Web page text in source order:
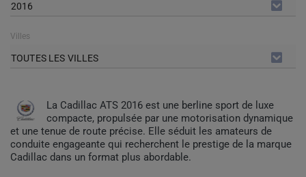
2016
Villes
TOUTES LES VILLES
La Cadillac ATS 2016 est une berline sport de luxe
compacte, propulsée par une motorisation dynamique
et une tenue de route précise. Elle séduit les amateurs de
conduite engageante qui recherchent le prestige de la marque
Cadillac dans un format plus abordable.